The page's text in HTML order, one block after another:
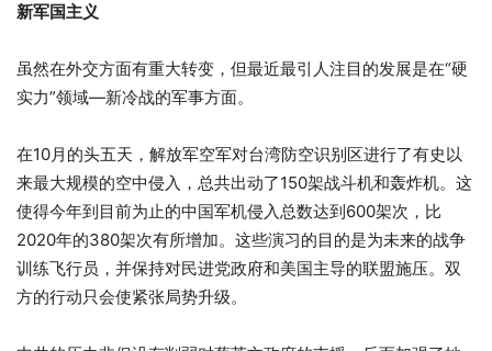
新军国主义
虽然在外交方面有重大转变，但最近最引人注目的发展是在“硬
实力”领域—新冷战的军事方面。
在10月的头五天，解放军空军对台湾防空识别区进行了有史以
来最大规模的空中侵入，总共出动了150架战斗机和轰炸机。这
使得今年到目前为止的中国军机侵入总数达到600架次，比
2020年的380架次有所增加。这些演习的目的是为未来的战争
训练飞行员，并保持对民进党政府和美国主导的联盟施压。双
方的行动只会使紧张局势升级。